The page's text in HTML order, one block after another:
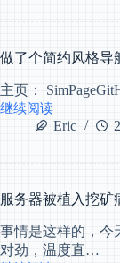
简
风
格
算
合
我
做了个简约风格导
主页：
继续阅读
做
风
导
航
Eric
服务器被植入挖矿
事情是这样的，今
对劲，温度直…